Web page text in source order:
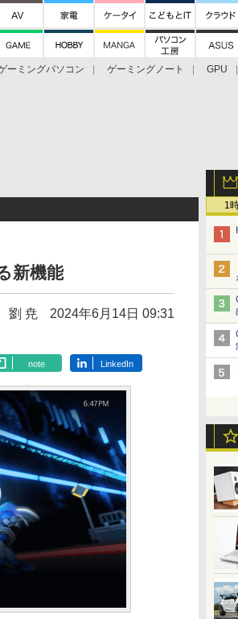
ーミングパソコン ゲーミングノート
GPU
1
新機能
劉 尭 2024年6月14日 09:31
note LinkedIn